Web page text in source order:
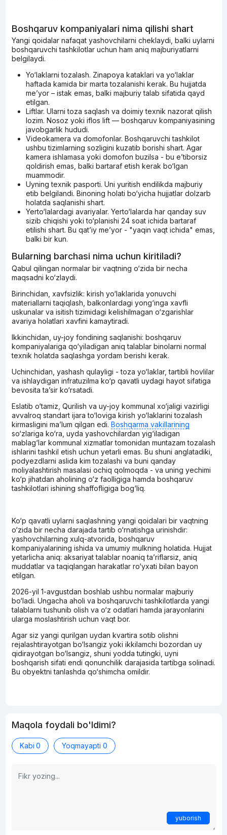
Boshqaruv kompaniyalari nima qilishi shart
Yangi qoidalar nafaqat yashovchilarni cheklaydi, balki uylarni
boshqaruvchi tashkilotlar uchun ham aniq majburiyatlarni
belgilaydi.
Yo‘laklarni tozalash. Zinapoya kataklari va yo‘laklar
haftada kamida bir marta tozalanishi kerak. Bu hujjatda
me’yor – istak emas, balki majburiy talab sifatida qayd
etilgan.
Liftlar. Ularni toza saqlash va doimiy texnik nazorat qilish
lozim. Nosoz yoki iflos lift — boshqaruv kompaniyasining
javobgarlik hududi.
Videokamera va domofonlar. Boshqaruvchi tashkilot
ushbu tizimlarning sozligini kuzatib borishi shart. Agar
kamera ishlamasa yoki domofon buzilsa - bu e’tiborsiz
qoldirish emas, balki bartaraf etish kerak bo‘lgan
muammodir.
Uyning texnik pasporti. Uni yuritish endilikda majburiy
etib belgilandi. Binoning holati bo‘yicha hujjatlar dolzarb
holatda saqlanishi shart.
Yerto‘lalardagi avariyalar. Yerto‘lalarda har qanday suv
sizib chiqishi yoki to‘planishi 24 soat ichida bartaraf
etilishi shart. Bu qat’iy me’yor - "yaqin vaqt ichida" emas,
balki bir kun.
Bularning barchasi nima uchun kiritiladi?
Qabul qilingan normalar bir vaqtning o‘zida bir necha
maqsadni ko‘zlaydi.
Birinchidan, xavfsizlik: kirish yo‘laklarida yonuvchi
materiallarni taqiqlash, balkonlardagi yong‘inga xavfli
uskunalar va isitish tizimidagi kelishilmagan o‘zgarishlar
avariya holatlari xavfini kamaytiradi.
Ikkinchidan, uy-joy fondining saqlanishi: boshqaruv
kompaniyalariga qo‘yiladigan aniq talablar binolarni normal
texnik holatda saqlashga yordam berishi kerak.
Uchinchidan, yashash qulayligi - toza yo‘laklar, tartibli hovlilar
va ishlaydigan infratuzilma ko‘p qavatli uydagi hayot sifatiga
bevosita ta’sir ko‘rsatadi.
Eslatib o‘tamiz, Qurilish va uy-joy kommunal xo‘jaligi vazirligi
avvalroq standart ijara to‘loviga kirish yo‘laklarini tozalash
kirmasligini ma’lum qilgan edi. Boshqarma vakillarining
so‘zlariga ko‘ra, uyda yashovchilardan yig‘iladigan
mablag‘lar kommunal xizmatlar tomonidan muntazam tozalash
ishlarini tashkil etish uchun yetarli emas. Bu shuni anglatadiki,
podyezdlarni aslida kim tozalashi va buni qanday
moliyalashtirish masalasi ochiq qolmoqda - va uning yechimi
ko‘p jihatdan aholining o‘z faolligiga hamda boshqaruv
tashkilotlari ishining shaffofligiga bog‘liq.
Ko‘p qavatli uylarni saqlashning yangi qoidalari bir vaqtning
o‘zida bir necha darajada tartib o‘rnatishga urinishdir:
yashovchilarning xulq-atvorida, boshqaruv
kompaniyalarining ishida va umumiy mulkning holatida. Hujjat
yetarlicha aniq: aksariyat talablar noaniq ta’riflarsiz, aniq
muddatlar va taqiqlangan harakatlar ro‘yxati bilan bayon
etilgan.
2026-yil 1-avgustdan boshlab ushbu normalar majburiy
bo‘ladi. Ungacha aholi va boshqaruvchi tashkilotlarda yangi
talablarni tushunib olish va o‘z odatlari hamda jarayonlarini
ularga moslashtirish uchun vaqt bor.
Agar siz yangi qurilgan uydan kvartira sotib olishni
rejalashtirayotgan bo‘lsangiz yoki ikkilamchi bozordan uy
qidirayotgan bo‘lsangiz, shuni yodda tutingki, uyni
boshqarish sifati endi qonunchilik darajasida tartibga solinadi.
Bu obyektni tanlashda qo‘shimcha omildir.
Maqola foydali bo'ldimi?
Kabi 0 Yoqmayapti 0
yuborish